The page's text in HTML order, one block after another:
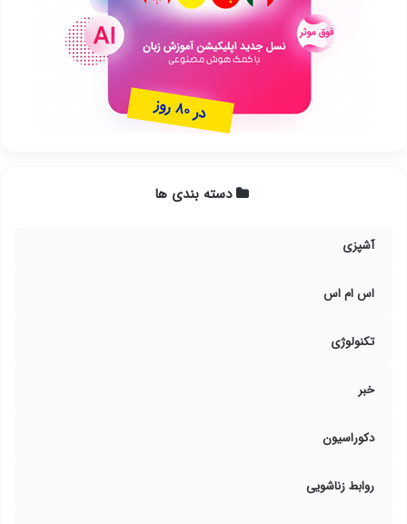
دسته بندی ها
آشپزی
اس ام اس
تکنولوژی
خبر
دکوراسیون
روابط زناشویی